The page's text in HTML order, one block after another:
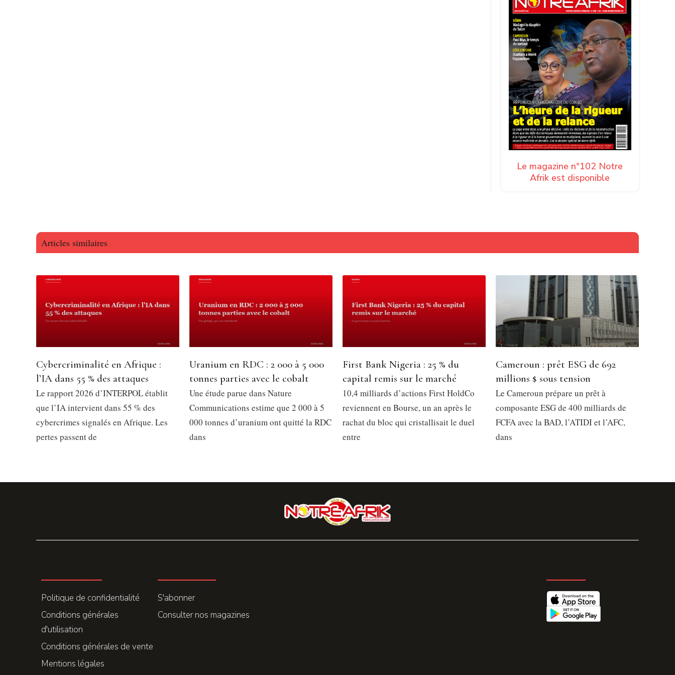
Le magazine n°102 Notre
Afrik est disponible
Articles similaires
Cybercriminalité en Afrique :
l’IA dans 55 % des attaques
Le rapport 2026 d’INTERPOL établit
que l’IA intervient dans 55 % des
cybercrimes signalés en Afrique. Les
pertes passent de
Uranium en RDC : 2 000 à 5 000
tonnes parties avec le cobalt
Une étude parue dans Nature
Communications estime que 2 000 à 5
000 tonnes d’uranium ont quitté la RDC
dans
First Bank Nigeria : 25 % du
capital remis sur le marché
10,4 milliards d’actions First HoldCo
reviennent en Bourse, un an après le
rachat du bloc qui cristallisait le duel
entre
Cameroun : prêt ESG de 692
millions $ sous tension
Le Cameroun prépare un prêt à
composante ESG de 400 milliards de
FCFA avec la BAD, l’ATIDI et l’AFC,
dans
Politique de confidentialité
Conditions générales
d'utilisation
Conditions générales de vente
Mentions légales
S'abonner
Consulter nos magazines